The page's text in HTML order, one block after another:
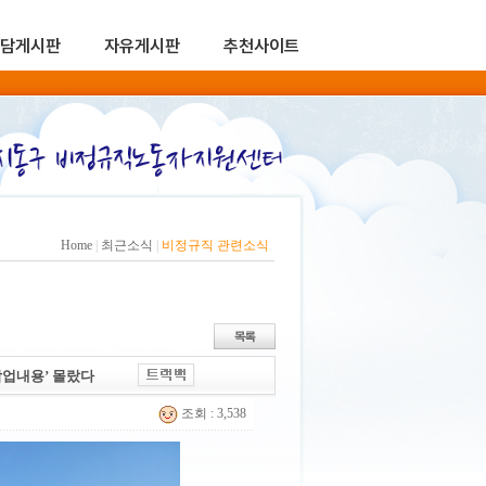
게시판 자유게시판 추천사이트
Home 최근소식 비정규직 관련소식
내용’ 몰랐다
조회 : 3,538